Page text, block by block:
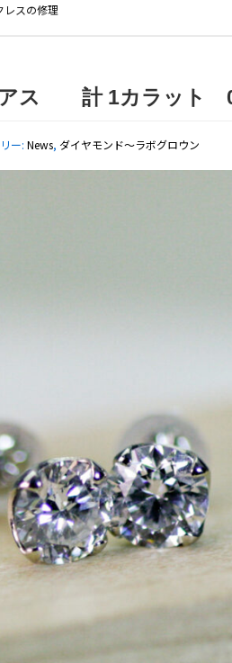
レスの修理
アス 計 1カラット
ー: News, ダイヤモンド〜ラボグロウン